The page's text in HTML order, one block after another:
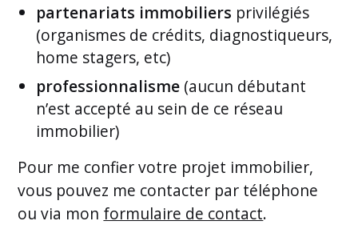
partenariats immobiliers privilégiés
(organismes de crédits, diagnostiqueurs,
home stagers, etc)
professionnalisme(aucun débutant
n’est accepté au sein de ce réseau
immobilier)
Pour me confier votre projet immobilier,
vous pouvez me contacter par téléphone
ou via mon formulaire de contact.